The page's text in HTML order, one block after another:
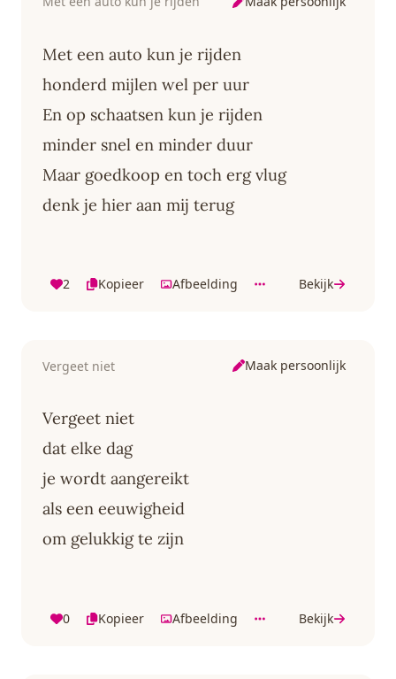
Met een auto kun je rijden
honderd mijlen wel per uur
En op schaatsen kun je rijden
minder snel en minder duur
Maar goedkoop en toch erg vlug
denk je hier aan mij terug
2 Kopieer Afbeelding Bekijk
Vergeet niet Maak persoonlijk
Vergeet niet
dat elke dag
je wordt aangereikt
als een eeuwigheid
om gelukkig te zijn
0 Kopieer Afbeelding Bekijk